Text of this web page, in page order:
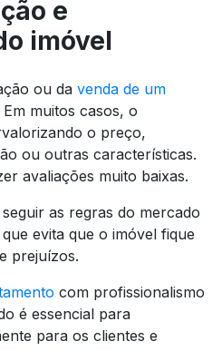
e
imóvel
ou da venda de um
muitos casos, o
o preço,
ou outras características.
avaliações muito baixas.
as regras do mercado
evita que o imóvel fique
prejuízos.
com profissionalismo
é essencial para
para os clientes e